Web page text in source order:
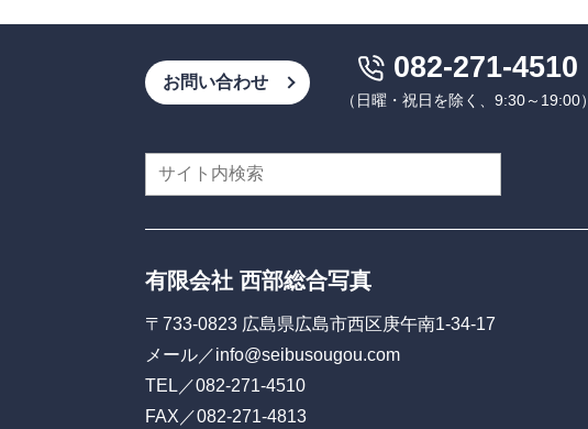
お問い合わせ 082-271-4510
（日曜・祝日を除く、9:30～19:00）
有限会社 西部総合写真
〒733-0823 広島県広島市西区庚午南1-34-17
メール／info@seibusougou.com
TEL／082-271-4510
FAX／082-271-4813